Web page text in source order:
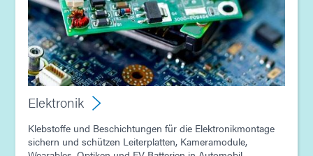
Elektronik
Klebstoffe und Beschichtungen für die Elektronikmontage
sichern und schützen Leiterplatten, Kameramodule,